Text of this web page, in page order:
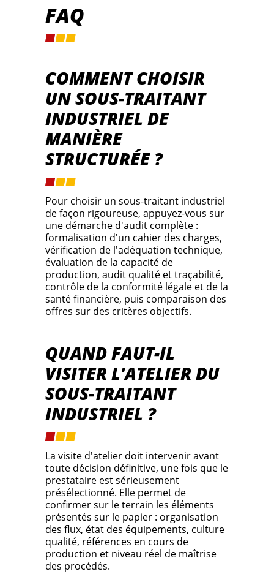
FAQ
COMMENT CHOISIR
UN SOUS-TRAITANT
INDUSTRIEL DE
MANIÈRE
STRUCTURÉE ?
Pour choisir un sous-traitant industriel
de façon rigoureuse, appuyez-vous sur
une démarche d'audit complète :
formalisation d'un cahier des charges,
vérification de l'adéquation technique,
évaluation de la capacité de
production, audit qualité et traçabilité,
contrôle de la conformité légale et de la
santé financière, puis comparaison des
offres sur des critères objectifs.
QUAND FAUT-IL
VISITER L'ATELIER DU
SOUS-TRAITANT
INDUSTRIEL ?
La visite d'atelier doit intervenir avant
toute décision définitive, une fois que le
prestataire est sérieusement
présélectionné. Elle permet de
confirmer sur le terrain les éléments
présentés sur le papier : organisation
des flux, état des équipements, culture
qualité, références en cours de
production et niveau réel de maîtrise
des procédés.